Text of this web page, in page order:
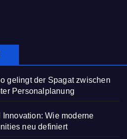
gelingt der Spagat zwischen
Personalplanung
Wie moderne
neu definiert